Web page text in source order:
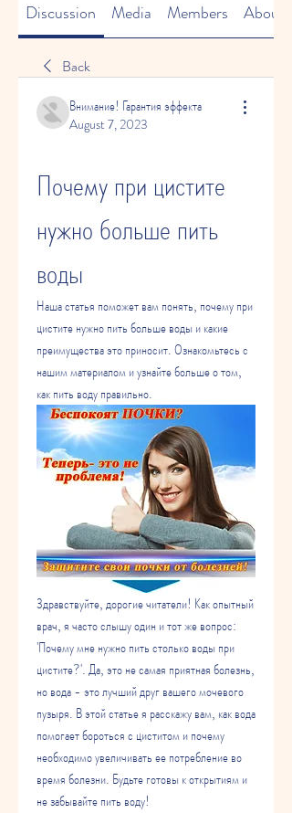
Discussion Media Members About
Back
Внимание! Гарантия эффекта
August 7, 2023
Почему при цистите
нужно больше пить
воды
Наша статья поможет вам понять, почему при
цистите нужно пить больше воды и какие
преимущества это приносит. Ознакомьтесь с
нашим материалом и узнайте больше о том,
как пить воду правильно.
Здравствуйте, дорогие читатели! Как опытный
врач, я часто слышу один и тот же вопрос:
'Почему мне нужно пить столько воды при
цистите?'. Да, это не самая приятная болезнь,
но вода - это лучший друг вашего мочевого
пузыря. В этой статье я расскажу вам, как вода
помогает бороться с циститом и почему
необходимо увеличивать ее потребление во
время болезни. Будьте готовы к открытиям и
не забывайте пить воду!